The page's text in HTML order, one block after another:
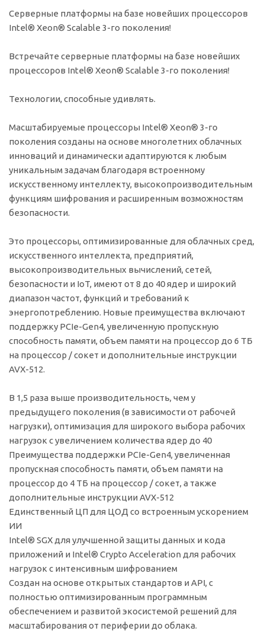
Серверные платформы на базе новейших процессоров
Intel® Xeon® Scalable 3-го поколения!
Встречайте серверные платформы на базе новейших
процессоров Intel® Xeon® Scalable 3-го поколения!
Технологии, способные удивлять.
Масштабируемые процессоры Intel® Xeon® 3-го
поколения созданы на основе многолетних облачных
инноваций и динамически адаптируются к любым
уникальным задачам благодаря встроенному
искусственному интеллекту, высокопроизводительным
функциям шифрования и расширенным возможностям
безопасности.
Это процессоры, оптимизированные для облачных сред,
искусственного интеллекта, предприятий,
высокопроизводительных вычислений, сетей,
безопасности и IoT, имеют от 8 до 40 ядер и широкий
диапазон частот, функций и требований к
энергопотреблению. Новые преимущества включают
поддержку PCIe-Gen4, увеличенную пропускную
способность памяти, объем памяти на процессор до 6 ТБ
на процессор / сокет и дополнительные инструкции
AVX-512.
В 1,5 раза выше производительность, чем у
предыдущего поколения (в зависимости от рабочей
нагрузки), оптимизация для широкого выбора рабочих
нагрузок с увеличением количества ядер до 40
Преимущества поддержки PCIe-Gen4, увеличенная
пропускная способность памяти, объем памяти на
процессор до 4 ТБ на процессор / сокет, а также
дополнительные инструкции AVX-512
Единственный ЦП для ЦОД со встроенным ускорением
ИИ
Intel® SGX для улучшенной защиты данных и кода
приложений и Intel® Crypto Acceleration для рабочих
нагрузок с интенсивным шифрованием
Создан на основе открытых стандартов и API, с
полностью оптимизированным программным
обеспечением и развитой экосистемой решений для
масштабирования от периферии до облака.